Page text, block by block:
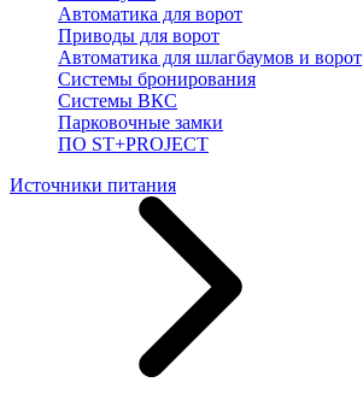
Автоматика для ворот
Приводы для ворот
Автоматика для шлагбаумов и ворот
Системы бронирования
Системы ВКС
Парковочные замки
ПО ST+PROJECT
Источники питания